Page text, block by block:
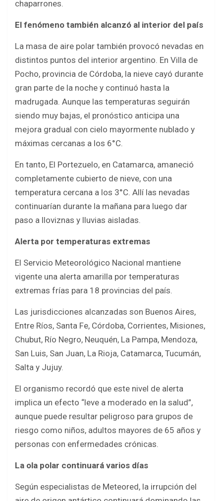
chaparrones.
El fenómeno también alcanzó al interior del país
La masa de aire polar también provocó nevadas en
distintos puntos del interior argentino. En Villa de
Pocho, provincia de Córdoba, la nieve cayó durante
gran parte de la noche y continuó hasta la
madrugada. Aunque las temperaturas seguirán
siendo muy bajas, el pronóstico anticipa una
mejora gradual con cielo mayormente nublado y
máximas cercanas a los 6°C.
En tanto, El Portezuelo, en Catamarca, amaneció
completamente cubierto de nieve, con una
temperatura cercana a los 3°C. Allí las nevadas
continuarían durante la mañana para luego dar
paso a lloviznas y lluvias aisladas.
Alerta por temperaturas extremas
El Servicio Meteorológico Nacional mantiene
vigente una alerta amarilla por temperaturas
extremas frías para 18 provincias del país.
Las jurisdicciones alcanzadas son Buenos Aires,
Entre Ríos, Santa Fe, Córdoba, Corrientes, Misiones,
Chubut, Río Negro, Neuquén, La Pampa, Mendoza,
San Luis, San Juan, La Rioja, Catamarca, Tucumán,
Salta y Jujuy.
El organismo recordó que este nivel de alerta
implica un efecto “leve a moderado en la salud”,
aunque puede resultar peligroso para grupos de
riesgo como niños, adultos mayores de 65 años y
personas con enfermedades crónicas.
La ola polar continuará varios días
Según especialistas de Meteored, la irrupción del